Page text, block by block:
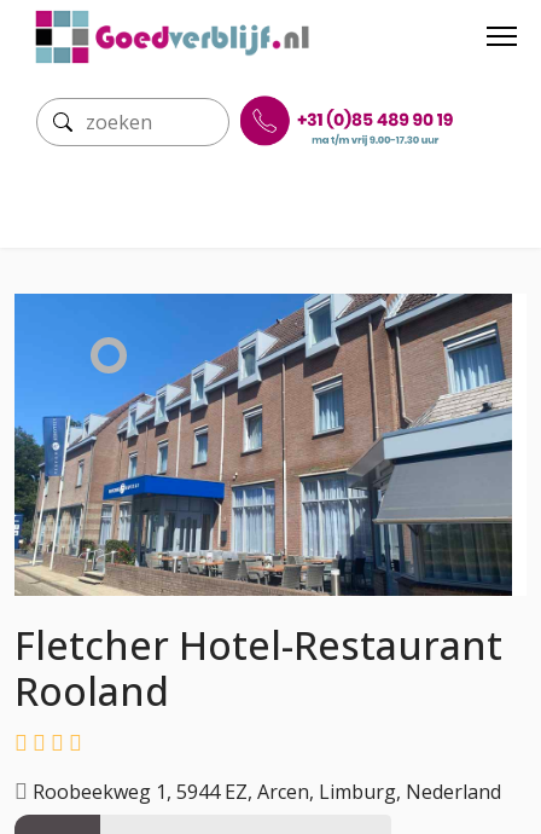
Fletcher Hotel-Restaurant
Rooland
Roobeekweg 1, 5944 EZ, Arcen, Limburg, Nederland